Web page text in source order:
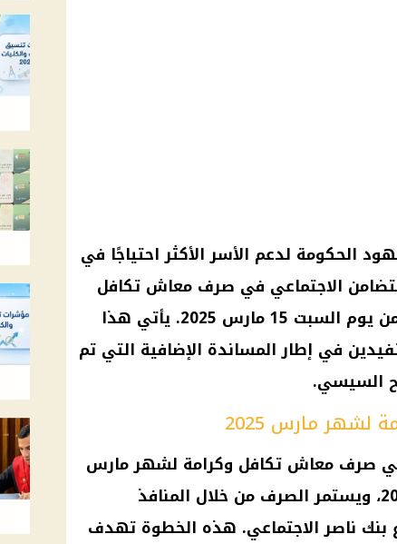
الحكومة لدعم الأسر الأكثر احتياجًا في
الاجتماعي في صرف معاش تكافل
وكرامة لشهر مارس 2025 ابتداءً من يوم السبت 15 مارس 2025. يأتي هذا
300 جنيه للمستفيدين في إطار المساندة الإضافية التي تم
السيسي.
مارس 2025
في صرف معاش تكافل وكرامة لشهر مارس
2025 من يوم السبت 15 مارس 2025، ويستمر الصرف من خلال المنافذ
بنك ناصر الاجتماعي. هذه الخطوة تهدف